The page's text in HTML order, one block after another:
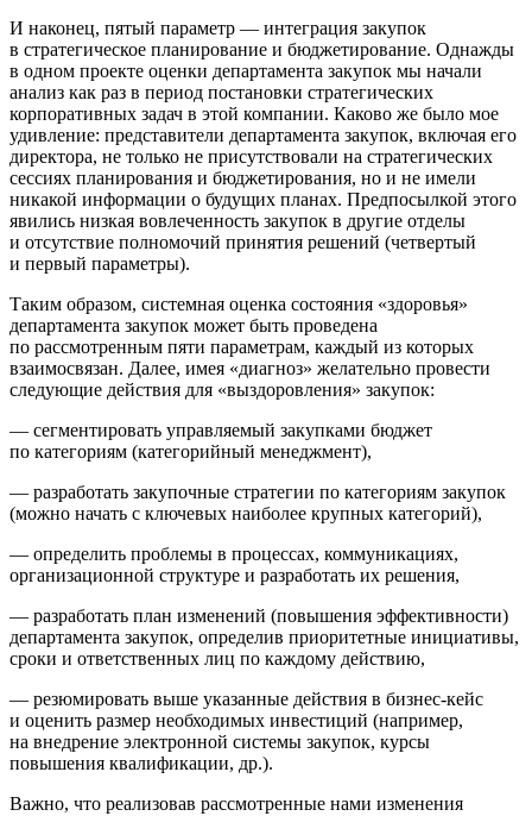
И наконец, пятый параметр — интеграция закупок
в стратегическое планирование и бюджетирование. Однажды
в одном проекте оценки департамента закупок мы начали
анализ как раз в период постановки стратегических
корпоративных задач в этой компании. Каково же было мое
удивление: представители департамента закупок, включая его
директора, не только не присутствовали на стратегических
сессиях планирования и бюджетирования, но и не имели
никакой информации о будущих планах. Предпосылкой этого
явились низкая вовлеченность закупок в другие отделы
и отсутствие полномочий принятия решений (четвертый
и первый параметры).
Таким образом, системная оценка состояния «здоровья»
департамента закупок может быть проведена
по рассмотренным пяти параметрам, каждый из которых
взаимосвязан. Далее, имея «диагноз» желательно провести
следующие действия для «выздоровления» закупок:
— сегментировать управляемый закупками бюджет
по категориям (категорийный менеджмент),
— разработать закупочные стратегии по категориям закупок
(можно начать с ключевых наиболее крупных категорий),
— определить проблемы в процессах, коммуникациях,
организационной структуре и разработать их решения,
— разработать план изменений (повышения эффективности)
департамента закупок, определив приоритетные инициативы,
сроки и ответственных лиц по каждому действию,
— резюмировать выше указанные действия в бизнес-кейс
и оценить размер необходимых инвестиций (например,
на внедрение электронной системы закупок, курсы
повышения квалификации, др.).
Важно, что реализовав рассмотренные нами изменения